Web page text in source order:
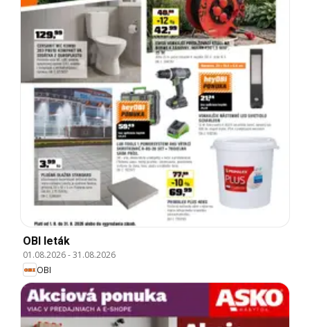
OBI leták
01.08.2026-31.08.2026
OBI